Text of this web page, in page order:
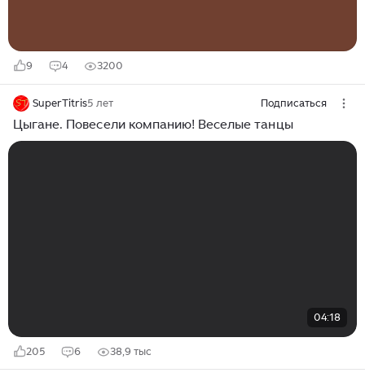
9 4 3200
SuperTitris5 лет Подписаться
Цыгане. Повесели компанию! Веселые танцы
04:18
205 6 38,9 тыс